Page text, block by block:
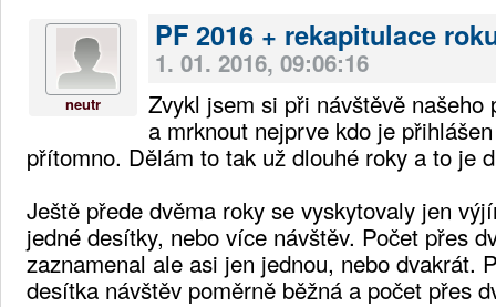
neutr
PF 2016 + rekapitulace
1. 01. 2016, 09:06:16
Zvykl jsem si při návštěvě
a mrknout nejprve kdo je
přítomno. Dělám to tak už dlouhé roky a to je
Ještě přede dvěma roky se vyskytovaly jen
jedné desítky, nebo více návštěv. Počet přes
zaznamenal ale asi jen jednou, nebo dvakrát.
desítka návštěv poměrně běžná a počet přes